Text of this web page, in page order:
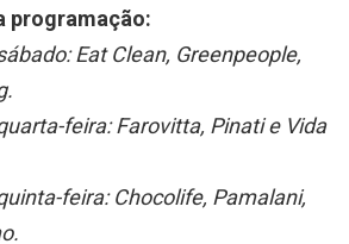
programação:
Eat Clean, Greenpeople,
feira:Farovitta, Pinati e Vida
feira: Chocolife, Pamalani,